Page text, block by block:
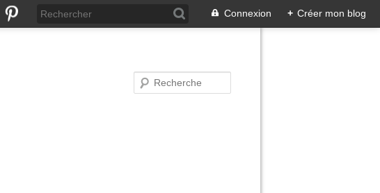
Connexion + Créer mon blog